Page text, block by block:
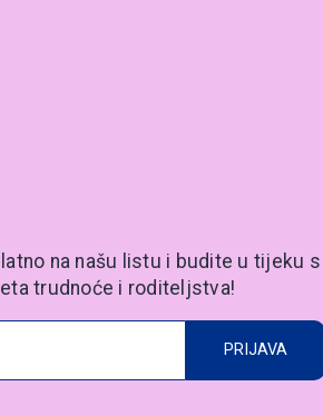
na našu listu i budite u tijeku s
trudnoće i roditeljstva!
PRIJAVA